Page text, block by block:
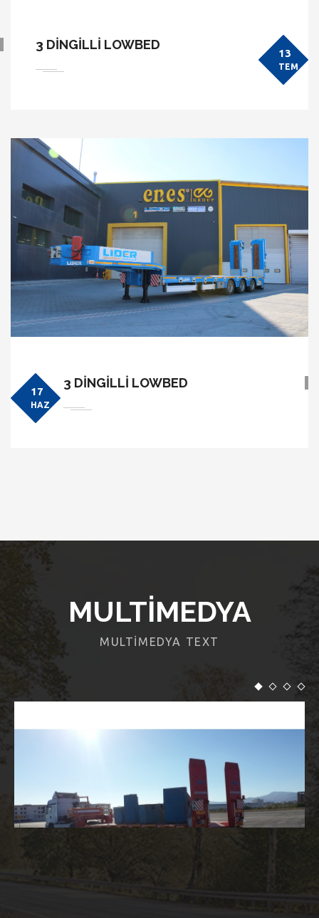
3 DİNGİLLİ LOWBED
13
TEM
3 DİNGİLLİ LOWBED
17
HAZ
MULTIMEDYA
MULTIMEDYA TEXT